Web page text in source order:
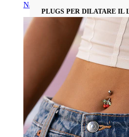
Naso
PLUGS PER DILATARE IL
MATERIALI E STILI
Scopri plugs per dilatare i
chirurgico, legno e molto più.
fissarli e tutti i design più
Leggi di più